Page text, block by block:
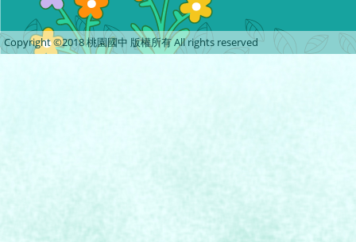
Copyright ©2018 桃園國中 版權所有 All rights reserved